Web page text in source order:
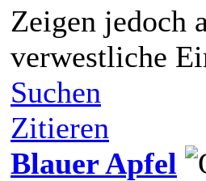
Zeigen jedoch
verwestliche
Suchen
Zitieren
Blauer Apfel